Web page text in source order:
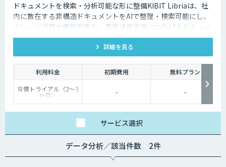
ドキュメントを検索・分析可能な形に整備KIBIT Libriaは、社
内に散在する非構造ドキュメントをAIで整理・検索可能にし、
ナレッジ活用や業務効率化、意思決定支援につなげるドキュメ
ント利活用DXソリューションです。
詳細を見る
利用料金 初期費用
無料プラン
有償トライアル（2～3
か月）
実際のお客様データを
200万円、オンプレ：
250万円
詳細はお気軽にお問い
合わせください。
- -
サービス選択
データ分析／該当件数 2件